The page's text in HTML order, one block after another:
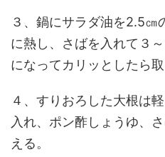
３、鍋にサラダ油を2.5
に熱し、さばを入れて３
になってカリッとしたら
４、すりおろした大根は
入れ、ポン酢しょうゆ、
える。